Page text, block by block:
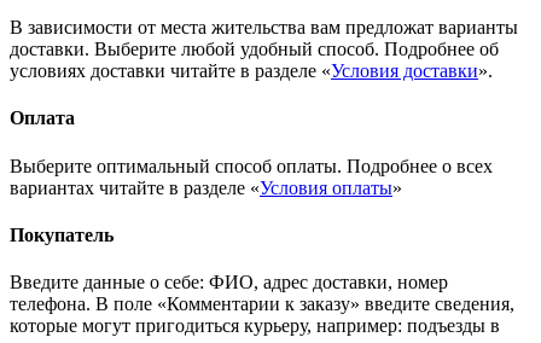
В зависимости от места жительства вам предложат варианты
доставки. Выберите любой удобный способ. Подробнее об
условиях доставки читайте в разделе «Условия доставки».
Оплата
Выберите оптимальный способ оплаты. Подробнее о всех
вариантах читайте в разделе «Условия оплаты»
Покупатель
Введите данные о себе: ФИО, адрес доставки, номер
телефона. В поле «Комментарии к заказу» введите сведения,
которые могут пригодиться курьеру, например: подъезды в